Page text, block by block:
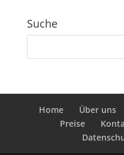
Suche
Home Über uns
Preise